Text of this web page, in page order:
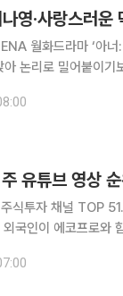
월화드라마 ‘아
아 논리로 밀어붙이
유튜브 영상
식투자 채널 TOP
외국인이 에코프로와
상" 선전포고' 5. 경